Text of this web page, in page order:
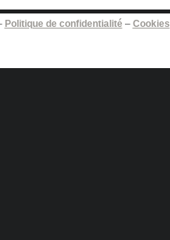
Politique de confidentialité – Cookies